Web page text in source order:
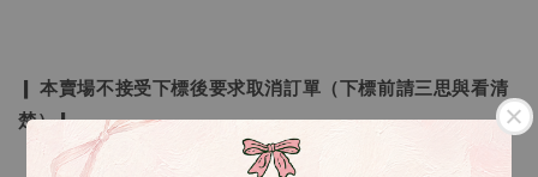
❙ 本賣場不接受下標後要求取消訂單（下標前請三思與看清
楚）❙